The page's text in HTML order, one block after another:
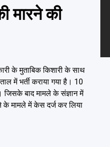
मारने की
के मुताबिक किशारी के साथ
में भर्ती कराया गया है। 10
जिसके बाद मामले के संज्ञान में
के मामले में केस दर्ज कर लिया